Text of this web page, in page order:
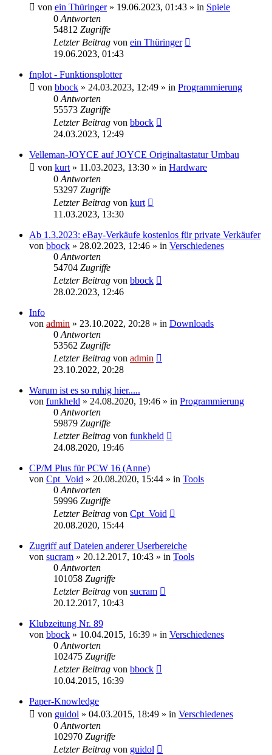
von ein Thüringer» 19.06.2023, 01:43 » in Spiele
0 Antworten
54812 Zugriffe
Letzter Beitrag von ein Thüringer
19.06.2023, 01:43
fnplot - Funktionsplotter
von bbock » 24.03.2023, 12:49 » in Programmierung
0 Antworten
55573 Zugriffe
Letzter Beitrag von bbock
24.03.2023, 12:49
Velleman-JOYCE auf JOYCE Originaltastatur Umbau
von kurt » 11.03.2023, 13:30 » in Hardware
0 Antworten
53297 Zugriffe
Letzter Beitrag von kurt
11.03.2023, 13:30
Ab 1.3.2023: eBay-Verkäufe kostenlos für private Verkäufer
von bbock » 28.02.2023, 12:46 » in Verschiedenes
0 Antworten
54704 Zugriffe
Letzter Beitrag von bbock
28.02.2023, 12:46
Info
von admin » 23.10.2022, 20:28 » in Downloads
0 Antworten
53562 Zugriffe
Letzter Beitrag von admin
23.10.2022, 20:28
Warum ist es so ruhig hier.....
von funkheld » 24.08.2020, 19:46 » in Programmierung
0 Antworten
59879 Zugriffe
Letzter Beitrag von funkheld
24.08.2020, 19:46
CP/M Plus für PCW 16 (Anne)
von Cpt_Void » 20.08.2020, 15:44 » in Tools
0 Antworten
59996 Zugriffe
Letzter Beitrag von Cpt_Void
20.08.2020, 15:44
Zugriff auf Dateien anderer Userbereiche
von sucram » 20.12.2017, 10:43 » in Tools
0 Antworten
101058 Zugriffe
Letzter Beitrag von sucram
20.12.2017, 10:43
Klubzeitung Nr. 89
von bbock » 10.04.2015, 16:39 » in Verschiedenes
0 Antworten
102475 Zugriffe
Letzter Beitrag von bbock
10.04.2015, 16:39
Paper-Knowledge
von guidol » 04.03.2015, 18:49 » in Verschiedenes
0 Antworten
102970 Zugriffe
Letzter Beitrag von guidol